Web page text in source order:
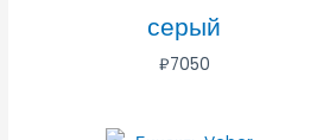
серый
₽7050